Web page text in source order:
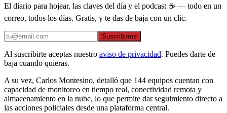
El diario para hojear, las claves del día y el podcast ☕ — todo en un
correo, todos los días. Gratis, y te das de baja con un clic.
Suscribirme
Al suscribirte aceptas nuestro aviso de privacidad. Puedes darte de
baja cuando quieras.
A su vez, Carlos Montesino, detalló que 144 equipos cuentan con
capacidad de monitoreo en tiempo real, conectividad remota y
almacenamiento en la nube, lo que permite dar seguimiento directo a
las acciones policiales desde una plataforma central.